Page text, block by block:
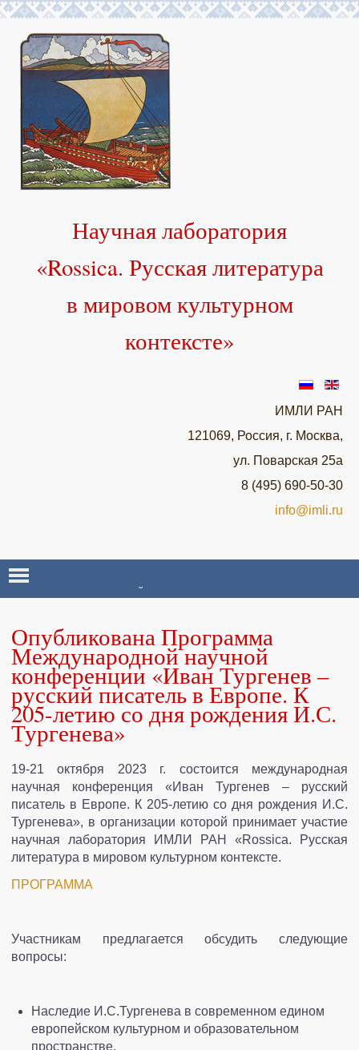
Научная лаборатория
«Rossica. Русская литература
в мировом культурном
контексте»
ИМЛИ РАН
121069, Россия, г. Москва,
ул. Поварская 25а
8 (495) 690-50-30
info@imli.ru
НОВОСТИ
СЕМИНАРЫ И КОНФЕРЕНЦИИ
ПУБЛИКАЦИИ И ПРОЕКТЫ
ПУБЛИКАЦИИ
ПРОЕКТЫ
НАШИ ДРУЗЬЯ
Опубликована Программа
Международной научной
конференции «Иван Тургенев –
русский писатель в Европе. К
205-летию со дня рождения И.С.
Тургенева»
19-21 октября 2023 г. состоится международная
научная конференция «Иван Тургенев – русский
писатель в Европе. К 205-летию со дня рождения И.С.
Тургенева», в организации которой принимает участие
научная лаборатория ИМЛИ РАН «Rossica. Русская
литература в мировом культурном контексте.
ПРОГРАММА
Участникам предлагается обсудить следующие
вопросы:
Наследие И.С.Тургенева в современном едином
европейском культурном и образовательном
пространстве.